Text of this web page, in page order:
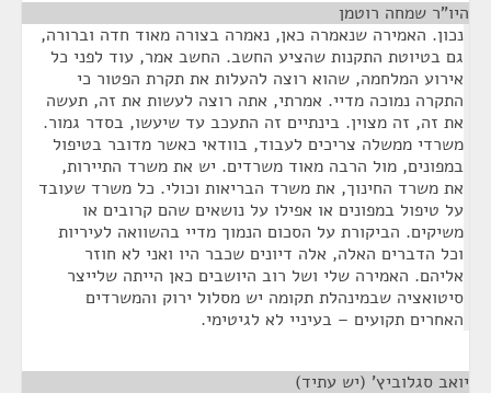
היו"ר שמחה רוטמן
נכון. האמירה שנאמרה כאן, נאמרה בצורה מאוד חדה וברורה,
גם בטיוטת התקנות שהציע החשב. החשב אמר, עוד לפני כל
אירוע המלחמה, שהוא רוצה להעלות את תקרת הפטור כי
התקרה נמוכה מדיי. אמרתי, אתה רוצה לעשות את זה, תעשה
את זה, זה מצוין. בינתיים זה התעכב עד שיעשו, בסדר גמור.
משרדי ממשלה צריכים לעבוד, בוודאי כאשר מדובר בטיפול
במפונים, מול הרבה מאוד משרדים. יש את משרד התיירות,
את משרד החינוך, את משרד הבריאות וכולי. כל משרד שעובד
על טיפול במפונים או אפילו על נושאים שהם קרובים או
משיקים. הביקורת על הסכום הנמוך מדיי בהשוואה לעיריות
וכל הדברים האלה, אלה דיונים שכבר היו ואני לא חוזר
אליהם. האמירה שלי ושל רוב היושבים כאן הייתה שלייצר
סיטואציה שבמינהלת תקומה יש מסלול ירוק והמשרדים
האחרים תקועים – בעיניי לא לגיטימי.
יואב סגלוביץ' (יש עתיד)